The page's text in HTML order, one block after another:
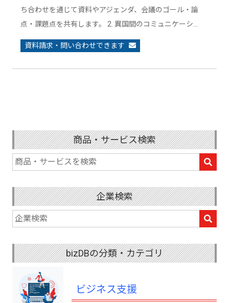
ち合わせを通じて資料やアジェンダ、会議のゴール・論
点・課題点を共有します。 2. 異国間のコミュニケーシ…
資料請求・問い合わせできます
商品・サービス検索
企業検索
bizDBの分類・カテゴリ
ビジネス支援